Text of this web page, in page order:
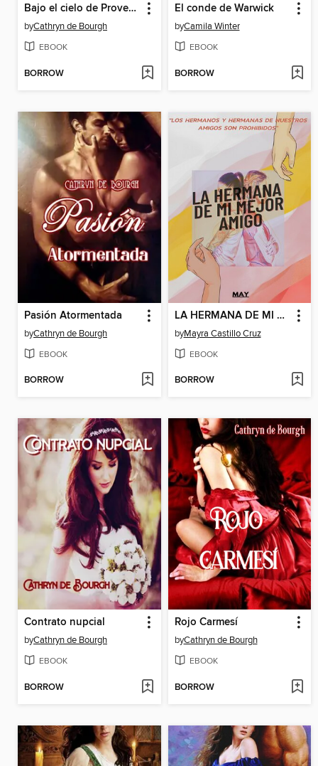
Bajo el cielo de Provenza
byCathryn de Bourgh
EBOOK
BORROW
El conde de Warwick
byCamila Winter
EBOOK
BORROW
Pasión Atormentada
byCathryn de Bourgh
EBOOK
BORROW
LA HERMANA DE MI MEJOR AMIGO
byMayra Castillo Cruz
EBOOK
BORROW
Contrato nupcial
byCathryn de Bourgh
EBOOK
BORROW
Rojo Carmesí
byCathryn de Bourgh
EBOOK
BORROW